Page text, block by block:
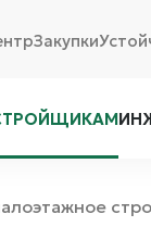
Закупки